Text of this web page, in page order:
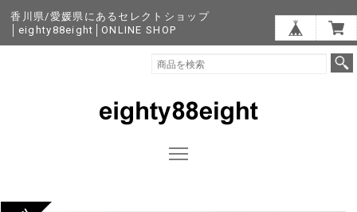
香川県/愛媛県にあるセレクトショップ
│eighty88eight│ONLINE SHOP